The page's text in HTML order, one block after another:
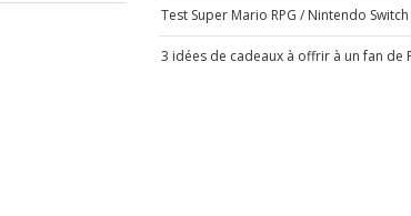
Test Super Mario RPG / Nintendo Switch
3 idées de cadeaux à offrir à un fan de